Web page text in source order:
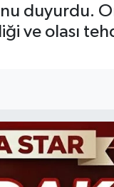
duyurdu.
ve olası